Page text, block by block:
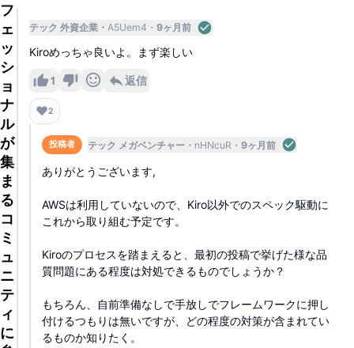
フ
ェ
ッ
シ
ョ
ナ
ル
が
集
ま
る
コ
ミ
ュ
ニ
テ
ィ
に
テック 外資企業 A5Uem4 9ヶ月前
Kiroめっちゃ良いよ。まず楽しい
1 返信
❤️2
投稿者 テック メガベンチャー nHNcuR 9ヶ月前
ありがとうございます,
AWSは利用していないので、Kiro以外でのスペック駆動に
これから取り組む予定です。
Kiroのプロセスを踏まえると、最初の投稿で挙げた様な品
質問題にある程度は対処できるものでしょうか？
もちろん、自前準備なしで手放しでフレームワークに押し
付けるつもりは無いですが、どの程度の対策が含まれてい
るものか知りたく。